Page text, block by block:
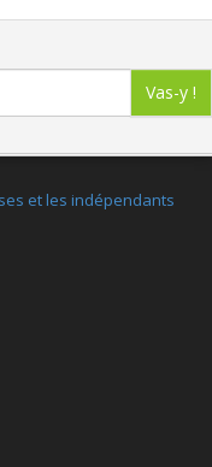
Vas-y !